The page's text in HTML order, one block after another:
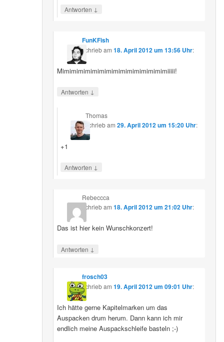
Antworten ↓
FunKFish
schriebam 18. April 2012 um 13:56 Uhr:
Mimimimimimimimimimimimimimimimiiiii!
Antworten ↓
Thomas
schriebam29. April 2012 um 15:20 Uhr:
+1
Antworten ↓
Rebeccca
schriebam 18. April 2012 um 21:02 Uhr:
Das ist hier kein Wunschkonzert!
Antworten ↓
frosch03
schriebam 19. April 2012 um 09:01 Uhr:
Ich hätte gerne Kapitelmarken um das
Auspacken drum herum. Dann kann ich mir
endlich meine Auspackschleife basteln ;-)